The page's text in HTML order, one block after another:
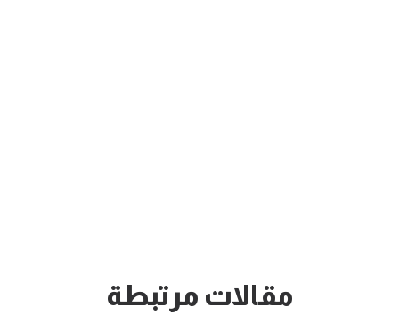
مقالات مرتبطة